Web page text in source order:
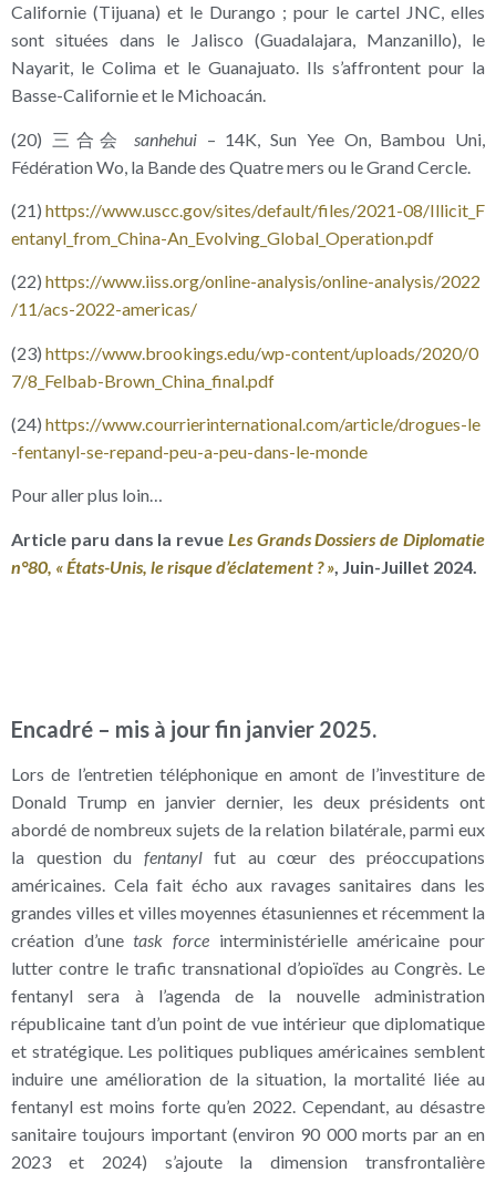
Californie (Tijuana) et le Durango ; pour le cartel JNC, elles
sont situées dans le Jalisco (Guadalajara, Manzanillo), le
Nayarit, le Colima et le Guanajuato. Ils s’affrontent pour la
Basse-Californie et le Michoacán.
(20) 三合会 sanhehui– 14K, Sun Yee On, Bambou Uni,
Fédération Wo, la Bande des Quatre mers ou le Grand Cercle.
(21) https://​www​.uscc​.gov/​s​i​t​e​s​/​d​e​f​a​u​l​t​/​f​i​l​e​s​/​2​0​2​1​-​0​8​/​I​l​l​i​c​i​t​_​F​
e​n​t​a​n​y​l​_​f​r​o​m​_​C​h​i​n​a​-​A​n​_​E​v​o​l​v​i​n​g​_​G​l​o​b​a​l​_​O​p​e​r​a​t​i​o​n​.​pdf
(22) https://​www​.iiss​.org/​o​n​l​i​n​e​-​a​n​a​l​y​s​i​s​/​o​n​l​i​n​e​-​a​n​a​l​y​s​i​s​/​2​0​2​2​
/​1​1​/​a​c​s​-​2​0​2​2​-​a​m​e​r​i​c​as/
(23) https://​www​.brookings​.edu/​w​p​-​c​o​n​t​e​n​t​/​u​p​l​o​a​d​s​/​2​0​2​0​/​0​
7​/​8​_​F​e​l​b​a​b​-​B​r​o​w​n​_​C​h​i​n​a​_​f​i​n​a​l​.​pdf
(24) https://​www​.courrierinternational​.com/​a​r​t​i​c​l​e​/​d​r​o​g​u​e​s​-​l​e​
-​f​e​n​t​a​n​y​l​-​s​e​-​r​e​p​a​n​d​-​p​e​u​-​a​-​p​e​u​-​d​a​n​s​-​l​e​-​m​o​nde
Pour aller plus loin…
Article paru dans la revue Les Grands Dossiers de Diplomatie
n°80, « États-Unis, le risque d’éclatement ? », Juin-Juillet 2024.
Encadré – mis à jour fin janvier 2025.
Lors de l’entretien téléphonique en amont de l’investiture de
Donald Trump en janvier dernier, les deux présidents ont
abordé de nombreux sujets de la relation bilatérale, parmi eux
la question du fentanylfut au cœur des préoccupations
américaines. Cela fait écho aux ravages sanitaires dans les
grandes villes et villes moyennes étasuniennes et récemment la
création d’unetask force interministérielle américaine pour
lutter contre le trafic transnational d’opioïdes au Congrès. Le
fentanyl sera à l’agenda de la nouvelle administration
républicaine tant d’un point de vue intérieur que diplomatique
et stratégique. Les politiques publiques américaines semblent
induire une amélioration de la situation, la mortalité liée au
fentanyl est moins forte qu’en 2022. Cependant, au désastre
sanitaire toujours important (environ 90 000 morts par an en
2023 et 2024) s’ajoute la dimension transfrontalière